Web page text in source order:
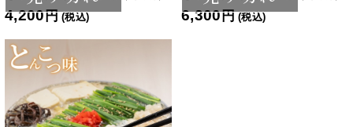
4,200円 (税込) 6,300円 (税込)